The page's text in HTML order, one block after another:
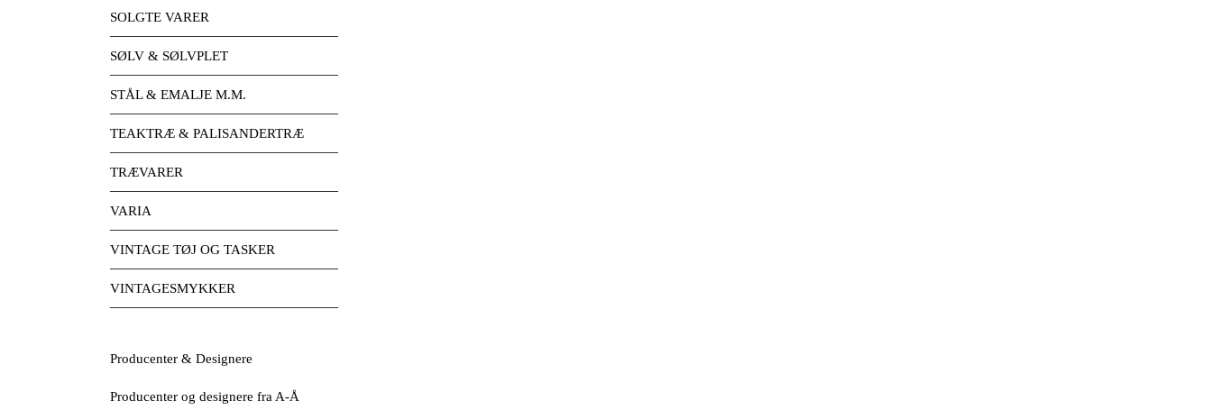
SOLGTE VARER
SØLV & SØLVPLET
STÅL & EMALJE M.M.
TEAKTRÆ & PALISANDERTRÆ
TRÆVARER
VARIA
VINTAGE TØJ OG TASKER
VINTAGESMYKKER
Producenter & Designere
Producenter og designere fra A-Å